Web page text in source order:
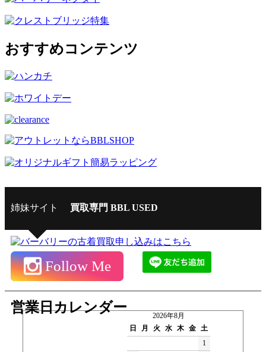
おすすめコンテンツ
姉妹サイト 買取専門 BBL USED
Follow Me
営業日カレンダー
2026年8月
日
月 火 水 木 金 土
1